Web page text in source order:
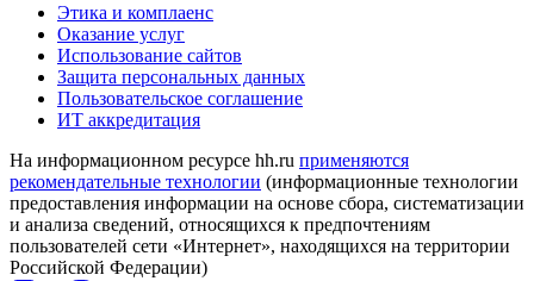
Этика и комплаенс
Оказание услуг
Использование сайтов
Защита персональных данных
Пользовательское соглашение
ИТ аккредитация
На информационном ресурсе hh.ru применяются
рекомендательные технологии (информационные технологии
предоставления информации на основе сбора, систематизации
и анализа сведений, относящихся к предпочтениям
пользователей сети «Интернет», находящихся на территории
Российской Федерации)